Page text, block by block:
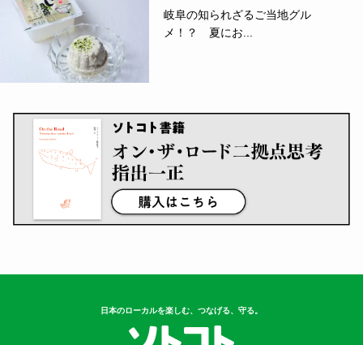
岐阜の知られざるご当地グル
メ！？ 夏にお...
日本のローカルを楽しむ、つなげる、守る。